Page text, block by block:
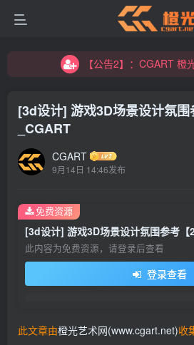
【公告2】：CGART 橙
【公告2】：CGART 橙
[3d设计] 游戏3D场景设计氛围
_CGART
CGART
9月14日 14:46发布
此内容为免费资源，请登录后查看
登录查看
免费资源
此文章由橙光艺术网(www.cgart.net)收
登录
没有账号？立即注册
用户名/手机号/邮箱
记住登录